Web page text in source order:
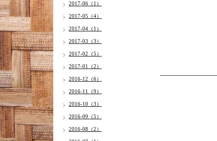
2017-06（1）
2017-05（4）
2017-04（1）
2017-03（3）
2017-02（5）
2017-01（2）
2016-12（6）
2016-11（9）
2016-10（3）
2016-09（5）
2016-08（2）